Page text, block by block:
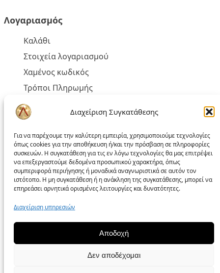
Διαχείριση Συγκατάθεσης
Για να παρέχουμε την καλύτερη εμπειρία, χρησιμοποιούμε τεχνολογίες
όπως cookies για την αποθήκευση ή/και την πρόσβαση σε πληροφορίες
συσκευών. Η συγκατάθεση για τις εν λόγω τεχνολογίες θα μας επιτρέψει
να επεξεργαστούμε δεδομένα προσωπικού χαρακτήρα, όπως
συμπεριφορά περιήγησης ή μοναδικά αναγνωριστικά σε αυτόν τον
ιστότοπο. Η μη συγκατάθεση ή η ανάκληση της συγκατάθεσης, μπορεί να
επηρεάσει αρνητικά ορισμένες λειτουργίες και δυνατότητες.
Διαχείριση υπηρεσιών
Αποδοχή
Δεν αποδέχομαι
Λογαριασμός
Καλάθι
Στοιχεία λογαριασμού
Χαμένος κωδικός
Τρόποι Πληρωμής
Τρόποι Αποστολής
Έξοδα Αποστολής και Αντικαταβολής
Πολιτική liakoshop
Όροι Χρήσης
Δικαίωμα Υπαναχώρησης
Επίλυση Προβλημάτων
Προσωπικά Δεδομένα – GDPR
Πολιτική Cookies